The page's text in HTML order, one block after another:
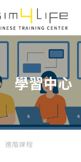
學習中心
進階課程